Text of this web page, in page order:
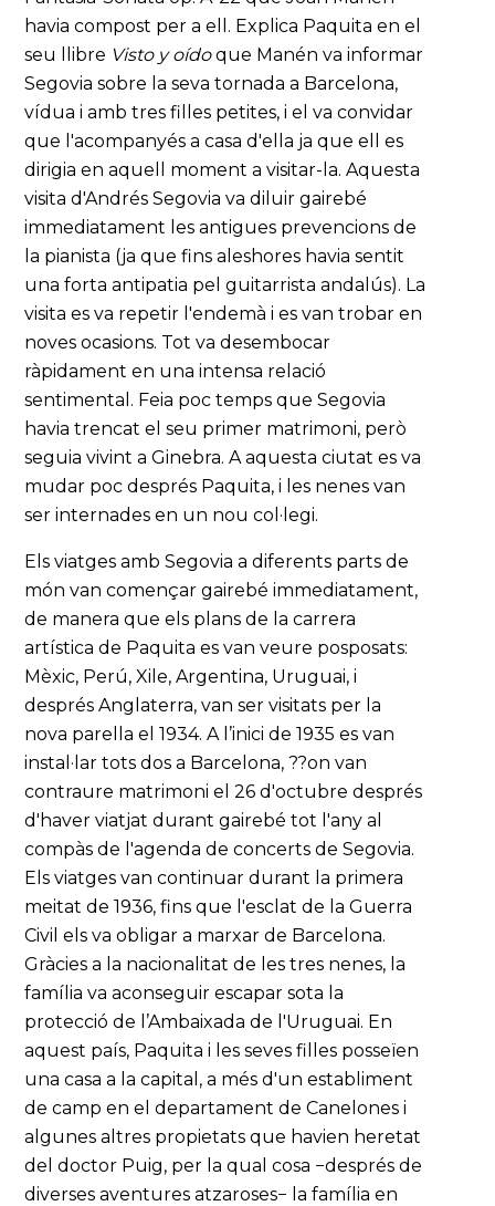
havia compost per a ell. Explica Paquita en el
seu llibre Visto y oídoque Manén va informar
Segovia sobre la seva tornada a Barcelona,
vídua i amb tres filles petites, i el va convidar
que l'acompanyés a casa d'ella ja que ell es
dirigia en aquell moment a visitar-la. Aquesta
visita d'Andrés Segovia va diluir gairebé
immediatament les antigues prevencions de
la pianista (ja que fins aleshores havia sentit
una forta antipatia pel guitarrista andalús). La
visita es va repetir l'endemà i es van trobar en
noves ocasions. Tot va desembocar
ràpidament en una intensa relació
sentimental. Feia poc temps que Segovia
havia trencat el seu primer matrimoni, però
seguia vivint a Ginebra. A aquesta ciutat es va
mudar poc després Paquita, i les nenes van
ser internades en un nou col·legi.
Els viatges amb Segovia a diferents parts de
món van començar gairebé immediatament,
de manera que els plans de la carrera
artística de Paquita es van veure posposats:
Mèxic, Perú, Xile, Argentina, Uruguai, i
després Anglaterra, van ser visitats per la
nova parella el 1934. A l’inici de 1935 es van
instal·lar tots dos a Barcelona, ??on van
contraure matrimoni el 26 d'octubre després
d'haver viatjat durant gairebé tot l'any al
compàs de l'agenda de concerts de Segovia.
Els viatges van continuar durant la primera
meitat de 1936, fins que l'esclat de la Guerra
Civil els va obligar a marxar de Barcelona.
Gràcies a la nacionalitat de les tres nenes, la
família va aconseguir escapar sota la
protecció de l’Ambaixada de l'Uruguai. En
aquest país, Paquita i les seves filles posseïen
una casa a la capital, a més d'un establiment
de camp en el departament de Canelones i
algunes altres propietats que havien heretat
del doctor Puig, per la qual cosa −després de
diverses aventures atzaroses− la família en